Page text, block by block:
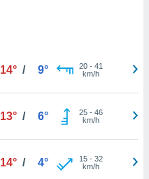
14° / 9° 20- 41
km/h
13° / 6° 25- 46
km/h
14° / 4° 15- 32
km/h